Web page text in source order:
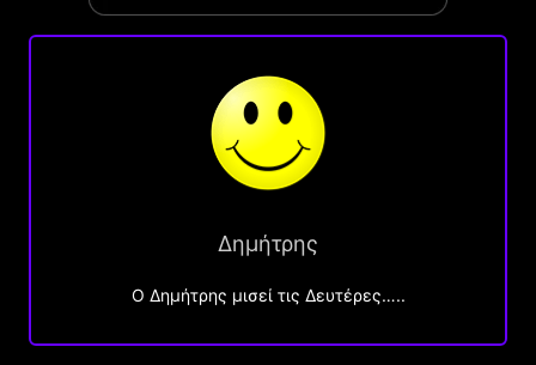
Δημήτρης
O Δημήτρης μισεί τις Δευτέρες…..